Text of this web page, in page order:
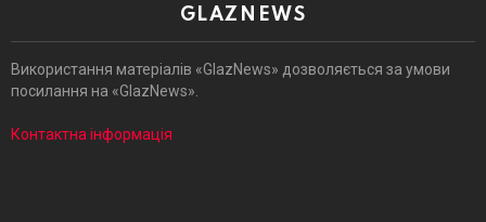
GLAZNEWS
Використання матеріалів «GlazNews» дозволяється за умови
посилання на «GlazNews».
Контактна інформація